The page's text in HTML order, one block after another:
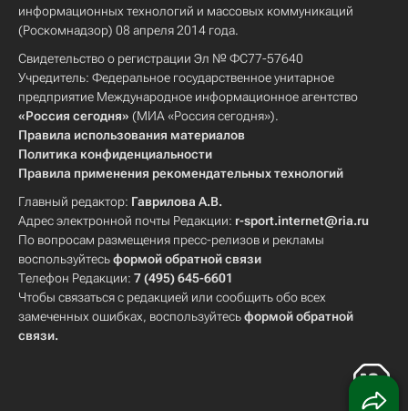
информационных технологий и массовых коммуникаций
(Роскомнадзор) 08 апреля 2014 года.
Свидетельство о регистрации Эл № ФС77-57640
Учредитель: Федеральное государственное унитарное
предприятие Международное информационное агентство
«Россия сегодня» (МИА «Россия сегодня»).
Правила использования материалов
Политика конфиденциальности
Правила применения рекомендательных технологий
Главный редактор: Гаврилова А.В.
Адрес электронной почты Редакции: r-sport.internet@ria.ru
По вопросам размещения пресс-релизов и рекламы
воспользуйтесьформой обратной связи
Телефон Редакции: 7 (495) 645-6601
Чтобы связаться с редакцией или сообщить обо всех
замеченных ошибках, воспользуйтесьформой обратной
связи.